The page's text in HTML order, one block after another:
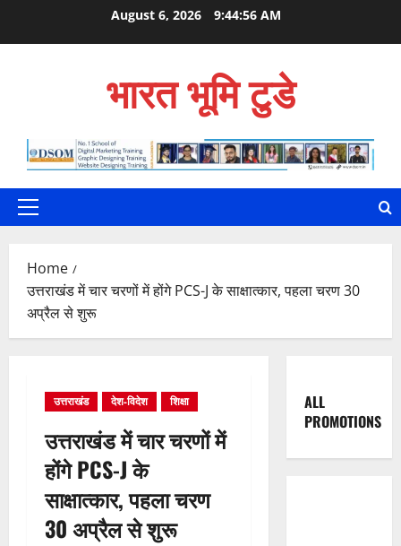
August 6, 2026 9:44:57 AM
भारत भूमि टुडे
Primary
Home
उत्तराखंड में चार चरणों में होंगे PCS-J के साक्षात्कार, पहला चरण 30
अप्रैल से शुरू
उत्तराखंड देश-विदेश शिक्षा
उत्तराखंड में चार चरणों में
होंगे PCS-J के
साक्षात्कार, पहला चरण
30 अप्रैल से शुरू
ALL
PROMOTIONS